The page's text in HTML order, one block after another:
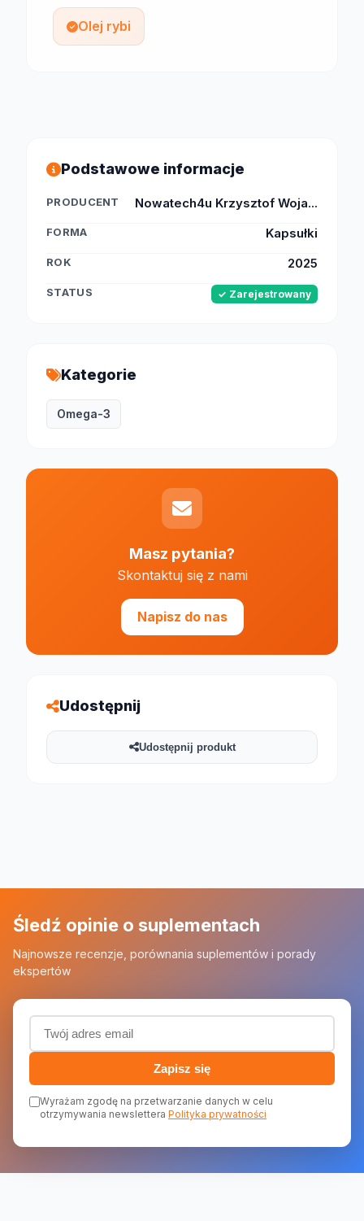
Olej rybi
Podstawowe informacje
PRODUCENT Nowatech4u Krzysztof Woja...
FORMA Kapsułki
ROK 2025
STATUS ✓ Zarejestrowany
Kategorie
Omega-3
Masz pytania?
Skontaktuj się z nami
Napisz do nas
Udostępnij
Udostępnij produkt
Śledź opinie o suplementach
Najnowsze recenzje, porównania suplementów i porady
ekspertów
Adres email (wymagany)
Zapisz się
Wyrażam zgodę na przetwarzanie danych w celu
otrzymywania newslettera Polityka prywatności